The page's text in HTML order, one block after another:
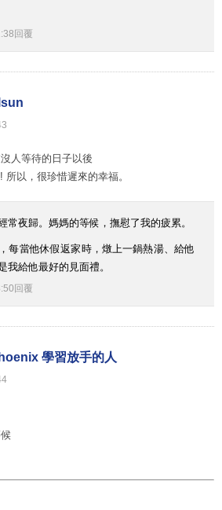
:38 回覆
人等待的日子以後
以，很珍惜遲來的幸福。
常夜歸。媽媽的等候，撫慰了我的疲累。
每當他休假返家時，燉上一鍋熱湯、給他
我給他最好的見面禮。
:50 回覆
學習放手的人